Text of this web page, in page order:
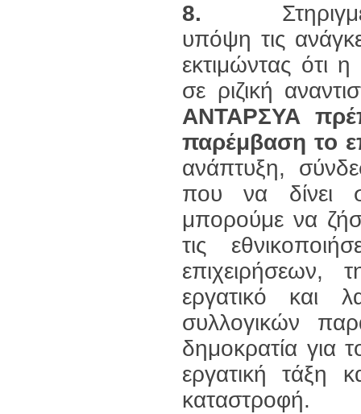
8.
υπόψη τις
εκτιμώντας ότι
σε ριζική
ΑΝΤΑΡΣΥΑ
παρέμβαση το
ανάπτυξη,
που να δίνει
μπορούμε να
τις
επιχειρήσεων,
εργατικό και
συλλογικών
δημοκρατία για
εργατική τάξη
καταστροφή.